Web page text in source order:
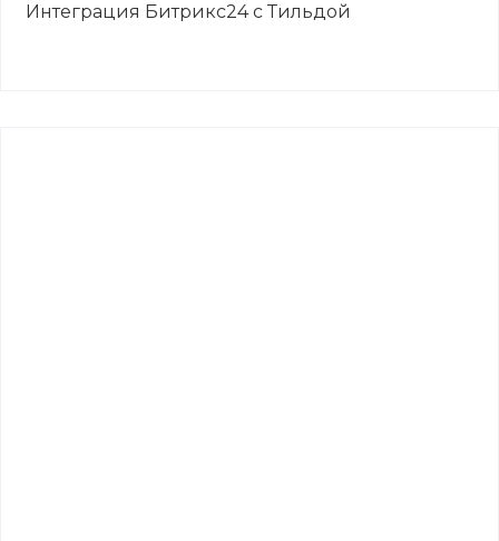
Интеграция Битрикс24 с Тильдой